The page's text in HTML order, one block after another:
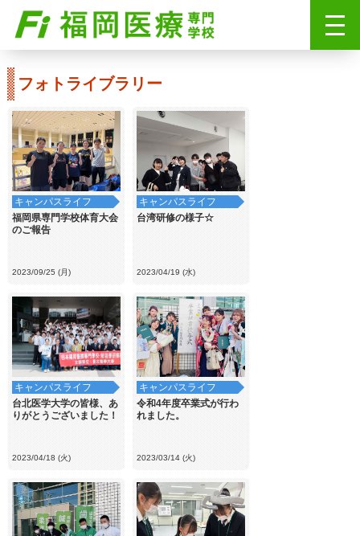
フォトライブラリー
キャンパスライフ
福岡県専門学校体育大会
のご報告
2023/09/25 (月)
キャンパスライフ
台湾研修の様子☆
2023/04/19 (水)
キャンパスライフ
台北医学大学の皆様、あ
りがとうございました！
2023/04/18 (火)
キャンパスライフ
令和4年度卒業式が行わ
れました。
2023/03/14 (火)